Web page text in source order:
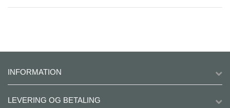
INFORMATION
LEVERING OG BETALING